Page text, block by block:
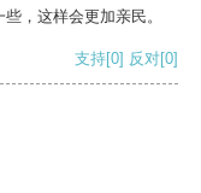
，这样会更加亲民。
支持[0] 反对[0]